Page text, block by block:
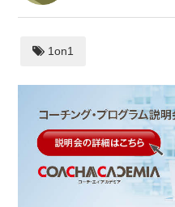
1on1